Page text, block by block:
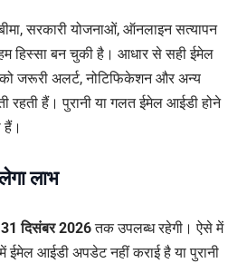
सरकारी योजनाओं, ऑनलाइन सत्यापन
हिस्सा बन चुकी है। आधार से सही ईमेल
जरूरी अलर्ट, नोटिफिकेशन और अन्य
रहती हैं। पुरानी या गलत ईमेल आईडी होने
हैं।
लाभ
31 दिसंबर 2026तक उपलब्ध रहेगी। ऐसे में
आईडी अपडेट नहीं कराई है या पुरानी